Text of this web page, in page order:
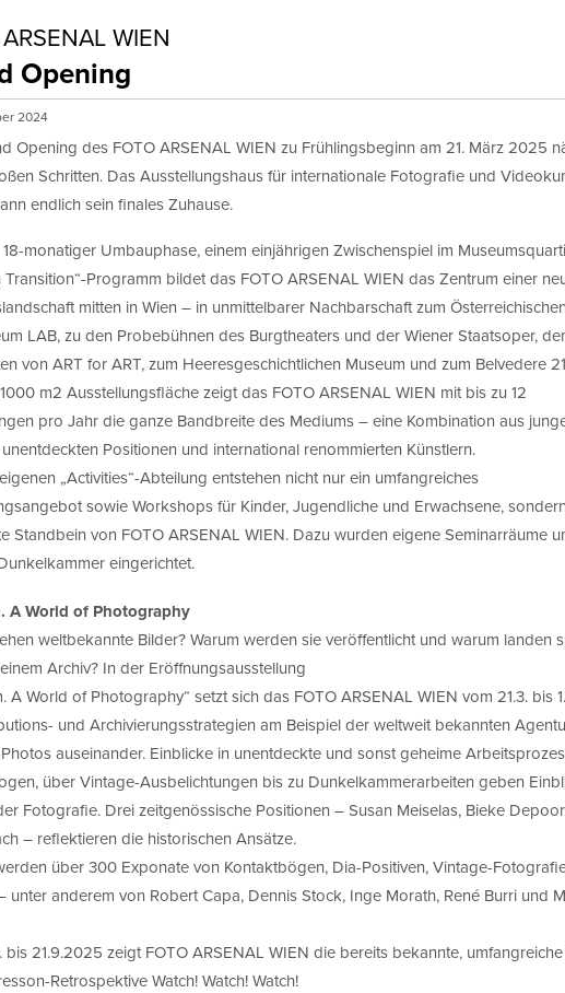
WIEN
Opening
2024
Opening des FOTO ARSENAL WIEN zu Frühlingsbeginn am 21. März 2025
Schritten. Das Ausstellungshaus für internationale Fotografie und
endlich sein finales Zuhause.
monatiger Umbauphase, einem einjährigen Zwischenspiel im
Transition“-Programm bildet das FOTO ARSENAL WIEN das Zentrum einer
mitten in Wien – in unmittelbarer Nachbarschaft zum Österreichischen
LAB, zu den Probebühnen des Burgtheaters und der Wiener Staatsoper,
von ART for ART, zum Heeresgeschichtlichen Museum und zum Belvedere
m2 Ausstellungsfläche zeigt das FOTO ARSENAL WIEN mit bis zu 12
pro Jahr die ganze Bandbreite des Mediums – eine Kombination aus
Positionen und international renommierten Künstlern.
„Activities“-Abteilung entstehen nicht nur ein umfangreiches
sowie Workshops für Kinder, Jugendliche und Erwachsene,
Standbein von FOTO ARSENAL WIEN. Dazu wurden eigene Seminarräume
eingerichtet.
A World of Photography
weltbekannte Bilder? Warum werden sie veröffentlicht und warum landen
Archiv? In der Eröffnungsausstellung
A World of Photography“ setzt sich das FOTO ARSENAL WIEN vom 21.3. bis
und Archivierungsstrategien am Beispiel der weltweit bekannten
auseinander. Einblicke in unentdeckte und sonst geheime
über Vintage-Ausbelichtungen bis zu Dunkelkammerarbeiten geben
Fotografie. Drei zeitgenössische Positionen – Susan Meiselas, Bieke
– reflektieren die historischen Ansätze.
über 300 Exponate von Kontaktbögen, Dia-Positiven, Vintage-
unter anderem von Robert Capa, Dennis Stock, Inge Morath, René Burri und
bis 21.9.2025 zeigt FOTO ARSENAL WIEN die bereits bekannte,
Retrospektive Watch! Watch! Watch!